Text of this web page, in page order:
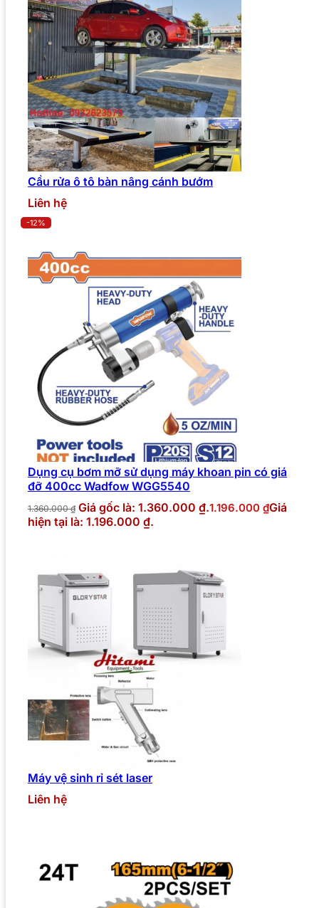
Cầu rửa ô tô bàn nâng cánh bướm
Liên hệ
-12%
Dụng cụ bơm mỡ sử dụng máy khoan pin có giá
đỡ 400cc Wadfow WGG5540
1.360.000₫ Giá gốc là: 1.360.000 ₫.1.196.000 ₫Giá
hiện tại là: 1.196.000 ₫.
Máy vệ sinh rỉ sét laser
Liên hệ